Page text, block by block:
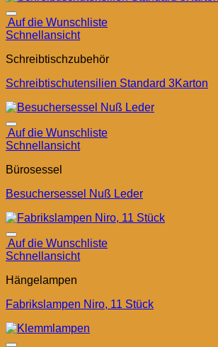
Auf die Wunschliste
Schnellansicht
Schreibtischzubehör
Schreibtischutensilien Standard 3Karton
Auf die Wunschliste
Schnellansicht
Bürosessel
Besuchersessel Nuß Leder
Auf die Wunschliste
Schnellansicht
Hängelampen
Fabrikslampen Niro, 11 Stück